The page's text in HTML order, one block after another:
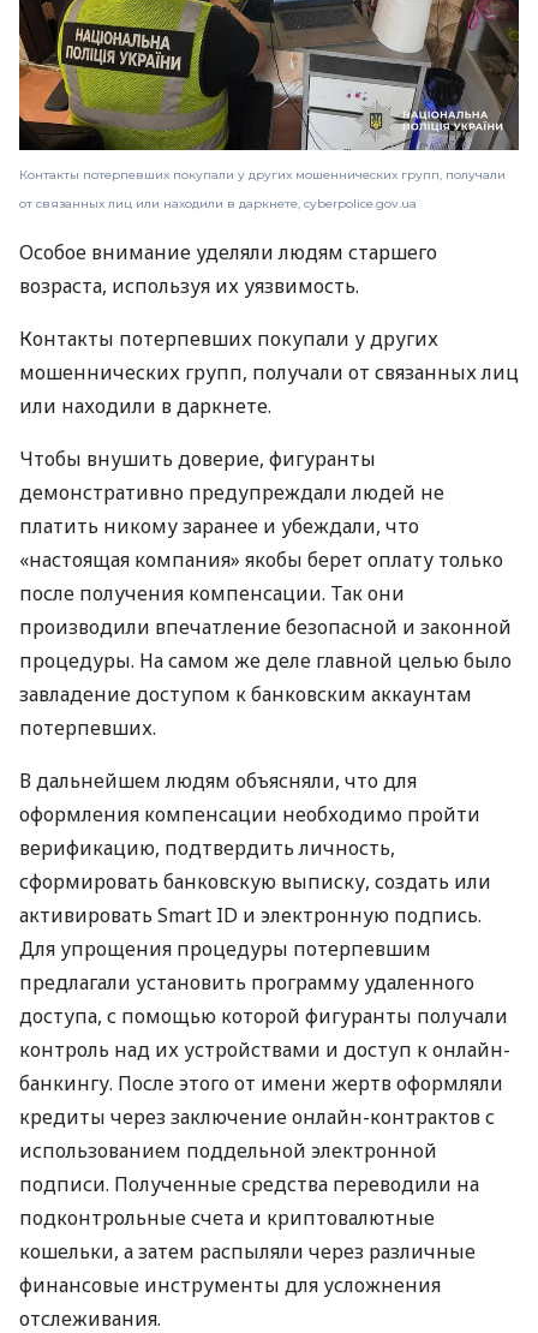
Контакты потерпевших покупали у других мошеннических групп, получали
от связанных лиц или находили в даркнете, cyberpolice.gov.ua
Особое внимание уделяли людям старшего
возраста, используя их уязвимость.
Контакты потерпевших покупали у других
мошеннических групп, получали от связанных лиц
или находили в даркнете.
Чтобы внушить доверие, фигуранты
демонстративно предупреждали людей не
платить никому заранее и убеждали, что
«настоящая компания» якобы берет оплату только
после получения компенсации. Так они
производили впечатление безопасной и законной
процедуры. На самом же деле главной целью было
завладение доступом к банковским аккаунтам
потерпевших.
В дальнейшем людям объясняли, что для
оформления компенсации необходимо пройти
верификацию, подтвердить личность,
сформировать банковскую выписку, создать или
активировать Smart ID и электронную подпись.
Для упрощения процедуры потерпевшим
предлагали установить программу удаленного
доступа, с помощью которой фигуранты получали
контроль над их устройствами и доступ к онлайн-
банкингу. После этого от имени жертв оформляли
кредиты через заключение онлайн-контрактов с
использованием поддельной электронной
подписи. Полученные средства переводили на
подконтрольные счета и криптовалютные
кошельки, а затем распыляли через различные
финансовые инструменты для усложнения
отслеживания.